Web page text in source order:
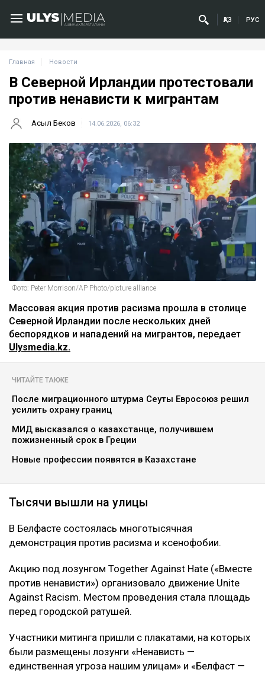
ҚАЗ РУС
Главная Новости
В Северной Ирландии протестовали
против ненависти к мигрантам
Асыл Беков 14.06.2026, 06:32
Фото: Peter Morrison/AP Photo/picture alliance
Массовая акция против расизма прошла в столице
Северной Ирландии после нескольких дней
беспорядков и нападений на мигрантов, передает
Ulysmedia.kz.
ЧИТАЙТЕ ТАКЖЕ
После миграционного штурма Сеуты Евросоюз решил
усилить охрану границ
МИД высказался о казахстанце, получившем
пожизненный срок в Греции
Новые профессии появятся в Казахстане
Тысячи вышли на улицы
В Белфасте состоялась многотысячная
демонстрация против расизма и ксенофобии.
Акцию под лозунгом Together Against Hate («Вместе
против ненависти») организовало движение Unite
Against Racism. Местом проведения стала площадь
перед городской ратушей.
Участники митинга пришли с плакатами, на которых
были размещены лозунги «Ненависть —
единственная угроза нашим улицам» и «Белфаст —